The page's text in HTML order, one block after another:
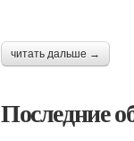
читать дальше →
Последние